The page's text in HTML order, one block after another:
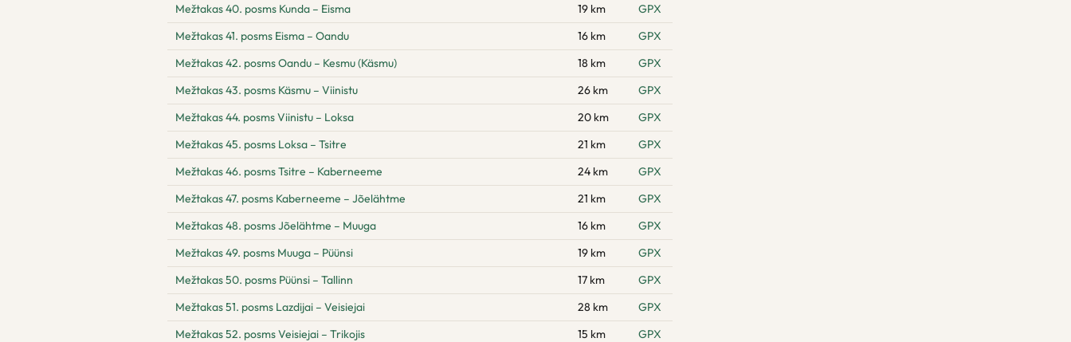
Mežtakas 40. posms Kunda – Eisma
19 km
GPX
Mežtakas 41. posms Eisma – Oandu
16 km
GPX
Mežtakas 42. posms Oandu – Kesmu (Käsmu)
18 km
GPX
Mežtakas 43. posms Käsmu – Viinistu
26 km
GPX
Mežtakas 44. posms Viinistu – Loksa
20 km
GPX
Mežtakas 45. posms Loksa – Tsitre
21 km
GPX
Mežtakas 46. posms Tsitre – Kaberneeme
24 km
GPX
Mežtakas 47. posms Kaberneeme – Jõelähtme
21 km
GPX
Mežtakas 48. posms Jõelähtme – Muuga
16 km
GPX
Mežtakas 49. posms Muuga – Püünsi
19 km
GPX
Mežtakas 50. posms Püünsi – Tallinn
17 km
GPX
Mežtakas 51. posms Lazdijai – Veisiejai
28 km
GPX
Mežtakas 52. posms Veisiejai – Trikojis
15 km
GPX